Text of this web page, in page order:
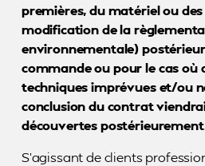
premières, du matériel ou des
modification de la
environnementale)
commande ou pour le cas où
techniques imprévues et/ou
conclusion du contrat
découvertes
S’agissant de clients